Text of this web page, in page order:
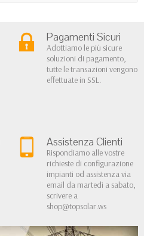
Pagamenti Sicuri
Adottiamo le più sicure
soluzioni di pagamento,
tutte le transazioni vengono
effettuate in SSL.
Assistenza Clienti
Rispondiamo alle vostre
richieste di configurazione
impianti od assistenza via
email da martedì a sabato,
scrivere a
shop@topsolar.ws